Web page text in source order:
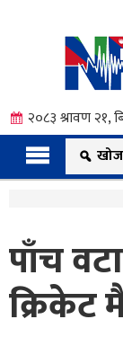
२०८३ श्रावण २१,
खोज
पाँच
क्रिकेट